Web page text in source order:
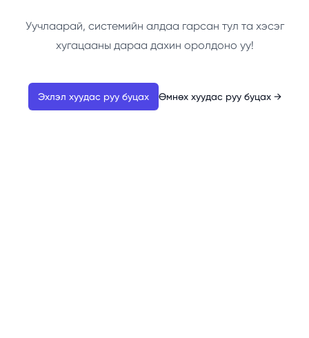
Уучлаарай, системийн алдаа гарсан тул та хэсэг
хугацааны дараа дахин оролдоно уу!
Эхлэл хуудас руу буцах Өмнөх хуудас руу буцах →